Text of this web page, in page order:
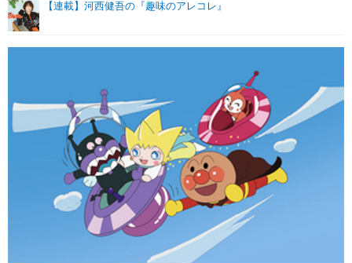
【連載】河西健吾の『趣味のアレコレ』